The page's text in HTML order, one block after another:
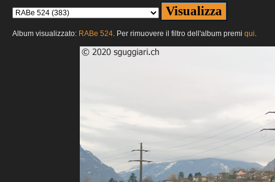
Album visualizzato: RABe 524. Per rimuovere il filtro dell'album premi qui.